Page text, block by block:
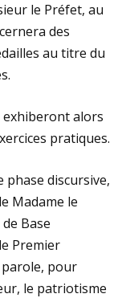
le Préfet, au
des
au titre du
exhiberont alors
pratiques.
discursive,
Madame le
Base
Premier
pour
le patriotisme